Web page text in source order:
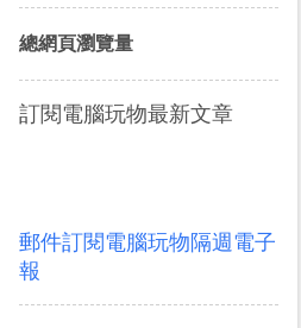
總網頁瀏覽量
訂閱電腦玩物最新文章
郵件訂閱電腦玩物隔週電子
報